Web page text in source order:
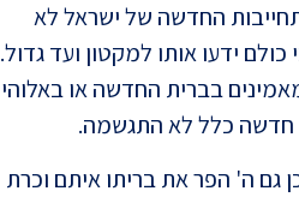
החדשה של ישראל לא
ידעו אותו למקטון ועד גדול.
בברית החדשה או באלוהי
חדשה כלל לא התגשמה.
גם ה' הפר את בריתו איתם וכרת